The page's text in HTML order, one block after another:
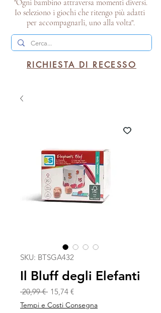
"Ogni bambino attraversa momenti diversi.
Io seleziono i giochi che ritengo più adatti
per accompagnarli, uno alla volta".
RICHIESTA DI RECESSO
SKU: BTSGA432
Il Bluff degli Elefanti
20,99 € Prezzo regolare
15,74 €Prezzo scontato
Tempi e Costi Consegna